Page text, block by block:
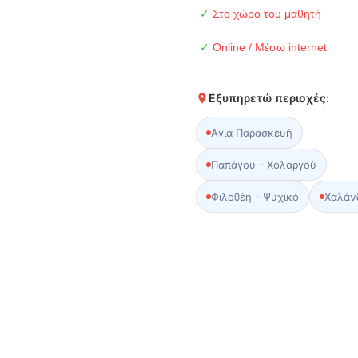
✓ Στο χώρο του μαθητή
✓ Online / Μέσω internet
Εξυπηρετώ περιοχές:
Αγία Παρασκευή
Παπάγου - Χολαργού
Φιλοθέη - Ψυχικό